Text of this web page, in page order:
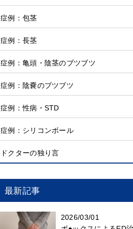
症例：包茎
症例：長茎
症例：亀頭・陰茎のブツブツ
症例：陰嚢のブツブツ
症例：性病・STD
症例：シリコンボール
ドクターの独り言
最新記事
2026/03/01